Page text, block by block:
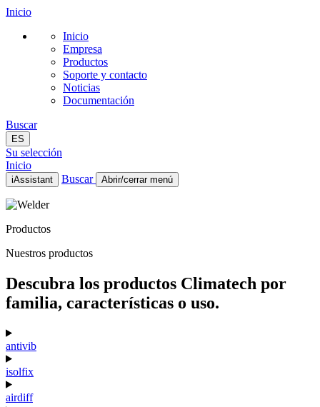
Inicio
Inicio
Empresa
Productos
Soporte y contacto
Noticias
Documentación
Buscar
ES
Su selección
Inicio
iAssistant Buscar Abrir/cerrar menú
Inicio
Productos
Noticias
ES
Productos
Nuestros productos
Descubra los productos Climatech por
familia, características o uso.
antivib
isolfix
airdiff